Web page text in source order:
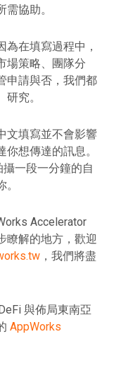
協助。
在填寫過程中，
場策略、團隊分
申請與否，我們都
究。
文填寫並不會影響
想傳達的訊息。
攝一段一分鐘的自
Accelerator
瞭解的地方，歡迎
，我們將盡
與佈局東南亞
AppWorks